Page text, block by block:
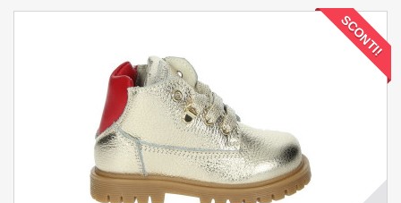
SCONTI!